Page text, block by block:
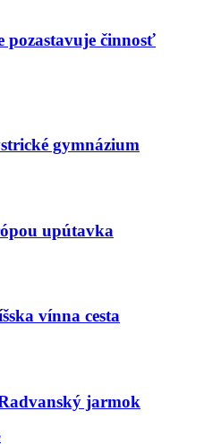
pozastavuje činnosť
gymnázium
upútavka
vínna cesta
jarmok